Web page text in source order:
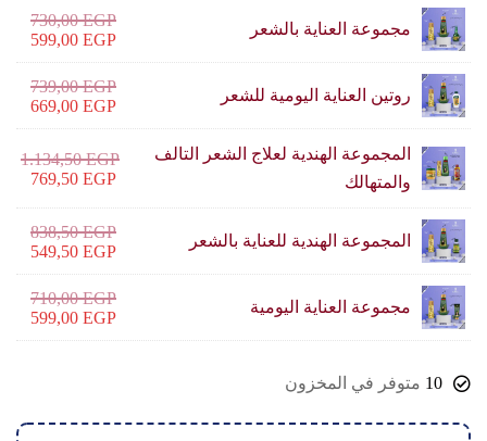
مجموعة العناية بالشعر 730,00EGP
599,00EGP
روتين العناية اليومية للشعر 739,00EGP
669,00EGP
المجموعة الهندية لعلاج الشعر التالف
والمتهالك
1.134,50EGP
769,50EGP
المجموعة الهندية للعناية بالشعر 838,50EGP
549,50EGP
مجموعة العناية اليومية 710,00EGP
599,00EGP
10متوفر في المخزون